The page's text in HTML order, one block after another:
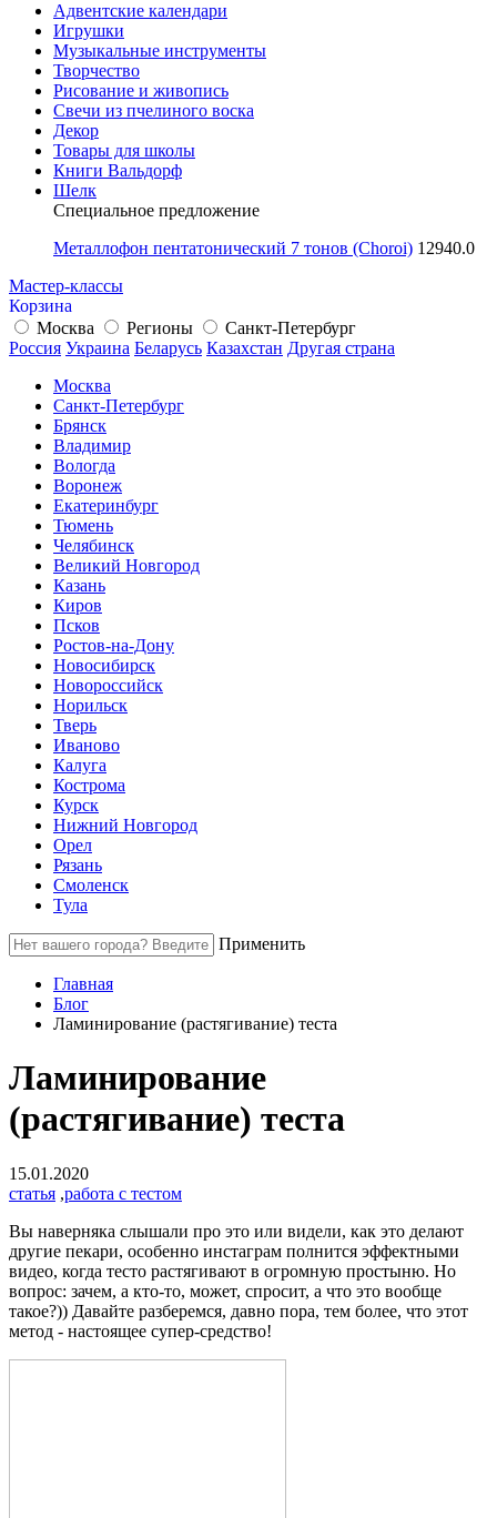
Адвентские календари
Игрушки
Музыкальные инструменты
Творчество
Рисование и живопись
Свечи из пчелиного воска
Декор
Товары для школы
Книги Вальдорф
Шелк
Специальное предложение
Металлофон пентатонический 7 тонов (Choroi) 12940.0
Мастер-классы
Корзина
Москва
Регионы
Санкт-Петербург
Россия Украина Беларусь Казахстан Другая страна
Москва
Санкт-Петербург
Брянск
Владимир
Вологда
Воронеж
Екатеринбург
Тюмень
Челябинск
Великий Новгород
Казань
Киров
Псков
Ростов-на-Дону
Новосибирск
Новороссийск
Норильск
Тверь
Иваново
Калуга
Кострома
Курск
Нижний Новгород
Орел
Рязань
Смоленск
Тула
Применить
Главная
Блог
Ламинирование (растягивание) теста
Ламинирование
(растягивание) теста
15.01.2020
статья ,работа с тестом
Вы наверняка слышали про это или видели, как это делают
другие пекари, особенно инстаграм полнится эффектными
видео, когда тесто растягивают в огромную простыню. Но
вопрос: зачем, а кто-то, может, спросит, а что это вообще
такое?)) Давайте разберемся, давно пора, тем более, что этот
метод - настоящее супер-средство!